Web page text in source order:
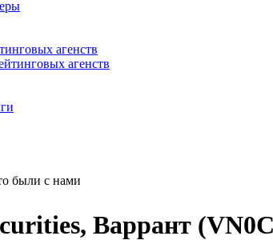
агенств
агенств
были с нами
Варрант